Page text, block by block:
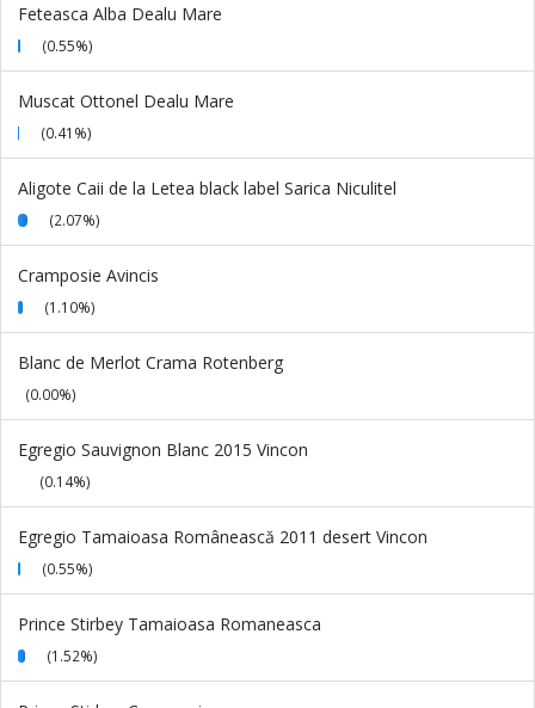
Feteasca Alba Dealu Mare
(0.55%)
Muscat Ottonel Dealu Mare
(0.41%)
Aligote Caii de la Letea black label Sarica Niculitel
(2.07%)
Cramposie Avincis
(1.10%)
Blanc de Merlot Crama Rotenberg
(0.00%)
Egregio Sauvignon Blanc 2015 Vincon
(0.14%)
Egregio Tamaioasa Românească 2011 desert Vincon
(0.55%)
Prince Stirbey Tamaioasa Romaneasca
(1.52%)